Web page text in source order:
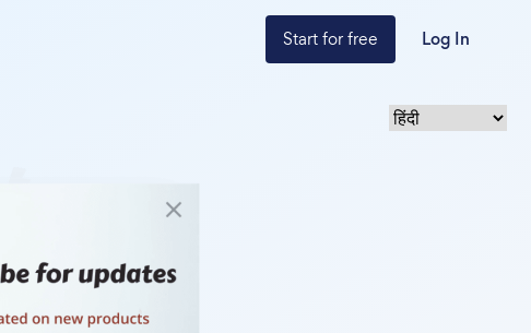
Start for free Log In